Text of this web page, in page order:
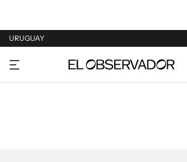
URUGUAY
URUGUAY
ARGENTINA